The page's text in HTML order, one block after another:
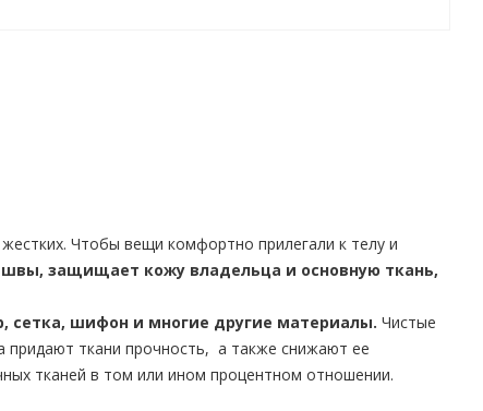
Чтобы вещи комфортно прилегали к телу и
защищает кожу владельца и основную ткань,
сетка, шифон и многие другие материалы. Чистые
придают ткани прочность, а также снижают ее
тканей в том или ином процентном отношении.